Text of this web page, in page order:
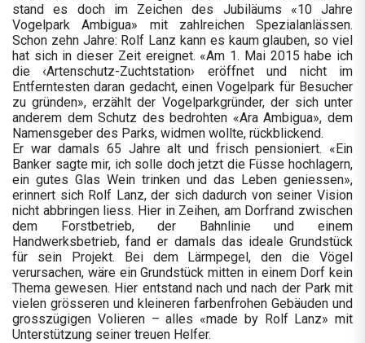
stand es doch im Zeichen des Jubiläums «10 Jahre
Vogelpark Ambigua» mit zahlreichen Spezialanlässen.
Schon zehn Jahre: Rolf Lanz kann es kaum glauben, so viel
hat sich in dieser Zeit ereignet. «Am 1. Mai 2015 habe ich
die ‹Artenschutz-Zuchtstation› eröffnet und nicht im
Entferntesten daran gedacht, einen Vogelpark für Besucher
zu gründen», erzählt der Vogelparkgründer, der sich unter
anderem dem Schutz des bedrohten «Ara Ambigua», dem
Namensgeber des Parks, widmen wollte, rückblickend.
Er war damals 65 Jahre alt und frisch pensioniert. «Ein
Banker sagte mir, ich solle doch jetzt die Füsse hochlagern,
ein gutes Glas Wein trinken und das Leben geniessen»,
erinnert sich Rolf Lanz, der sich dadurch von seiner Vision
nicht abbringen liess. Hier in Zeihen, am Dorfrand zwischen
dem Forstbetrieb, der Bahnlinie und einem
Handwerksbetrieb, fand er damals das ideale Grundstück
für sein Projekt. Bei dem Lärmpegel, den die Vögel
verursachen, wäre ein Grundstück mitten in einem Dorf kein
Thema gewesen. Hier entstand nach und nach der Park mit
vielen grösseren und kleineren farbenfrohen Gebäuden und
grosszügigen Volieren – alles «made by Rolf Lanz» mit
Unterstützung seiner treuen Helfer.